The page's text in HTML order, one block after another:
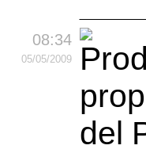
08:34
05/05/2009
del